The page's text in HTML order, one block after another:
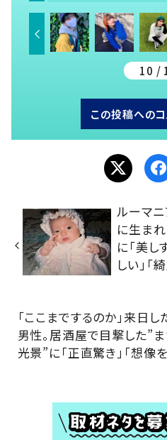
10 /
この投稿への
ルーマ
に生ま
に「美し
しい」「
「ここまでするのか」来日
男性。居酒屋で目撃した”
光景”に「正直驚き」「想像